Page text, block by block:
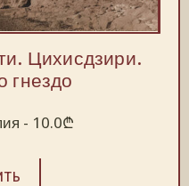
Цихисдзири.
гнездо
- 10.0₾